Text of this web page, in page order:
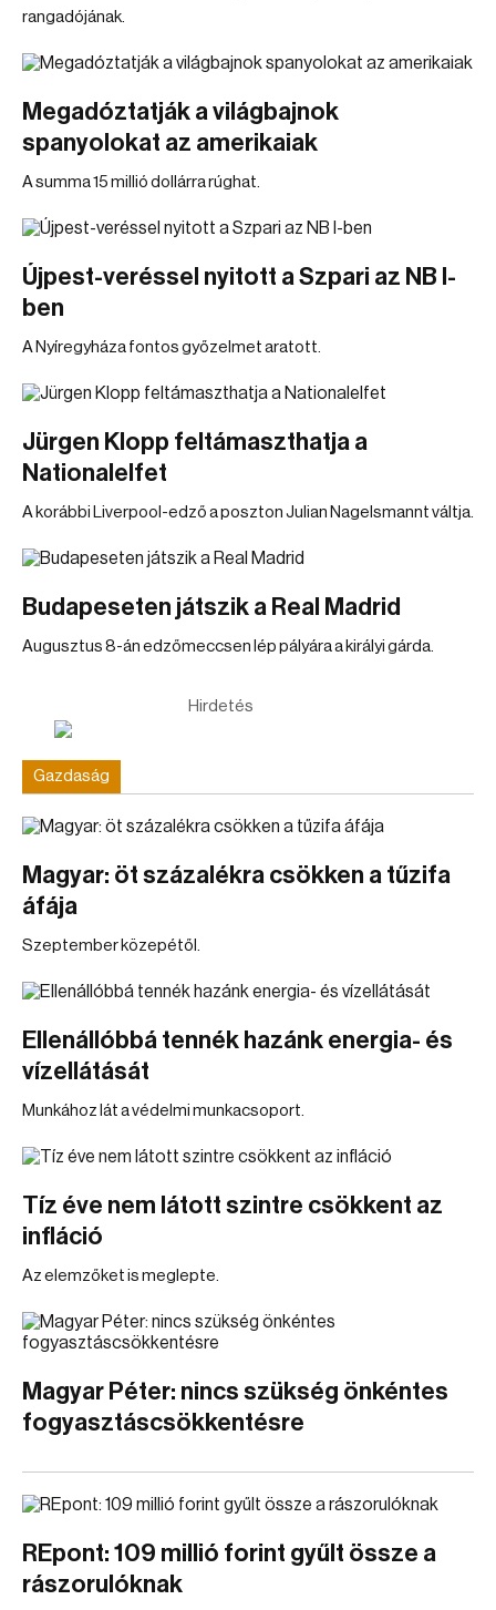
rangadójának.
Megadóztatják a világbajnok
spanyolokat az amerikaiak
A summa 15 millió dollárra rúghat.
Újpest-veréssel nyitott a Szpari az NB I-
ben
A Nyíregyháza fontos győzelmet aratott.
Jürgen Klopp feltámaszthatja a
Nationalelfet
A korábbi Liverpool-edző a poszton Julian Nagelsmannt váltja.
Budapeseten játszik a Real Madrid
Augusztus 8-án edzőmeccsen lép pályára a királyi gárda.
Hirdetés
Gazdaság
Magyar: öt százalékra csökken a tűzifa
áfája
Szeptember közepétől.
Ellenállóbbá tennék hazánk energia- és
vízellátását
Munkához lát a védelmi munkacsoport.
Tíz éve nem látott szintre csökkent az
infláció
Az elemzőket is meglepte.
Magyar Péter: nincs szükség önkéntes
fogyasztáscsökkentésre
REpont: 109 millió forint gyűlt össze a
rászorulóknak